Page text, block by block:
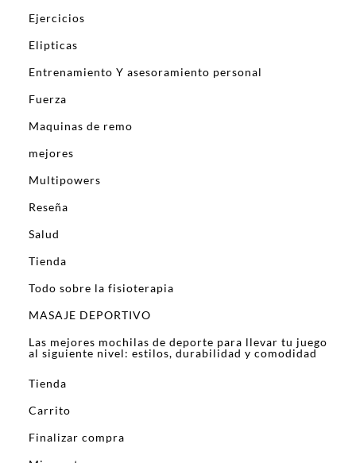
Ejercicios
Elipticas
Entrenamiento Y asesoramiento personal
Fuerza
Maquinas de remo
mejores
Multipowers
Reseña
Salud
Tienda
Todo sobre la fisioterapia
MASAJE DEPORTIVO
Las mejores mochilas de deporte para llevar tu juego
al siguiente nivel: estilos, durabilidad y comodidad
Tienda
Carrito
Finalizar compra